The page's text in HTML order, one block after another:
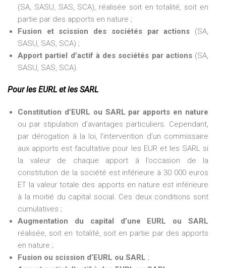
(SA, SASU, SAS, SCA), réalisée soit en totalité, soit en
partie par des apports en nature ;
Fusion et scission des sociétés par actions (SA,
SASU, SAS, SCA) ;
Apport partiel d’actif à des sociétés par actions(SA,
SASU, SAS, SCA).
Pour les EURL et les SARL
Constitution d’EURL ou SARL par apports en nature
ou par stipulation d’avantages particuliers. Cependant,
par dérogation à la loi, l’intervention d’un commissaire
aux apports est facultative pour les EUR et les SARL si
la valeur de chaque apport à l’occasion de la
constitution de la société est inférieure à 30 000 euros
ET la valeur totale des apports en nature est inférieure
à la moitié du capital social. Ces deux conditions sont
cumulatives ;
Augmentation du capital d’une EURL ou SARL
réalisée, soit en totalité, soit en partie par des apports
en nature ;
Fusion ou scission d’EURL ou SARL ;